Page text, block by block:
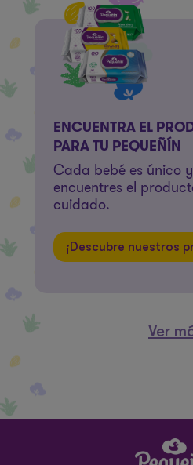
ENCUENTRA EL
PARA TU PEQUEÑÍN
Cada bebé es único
encuentres el
cuidado.
¡Descubre nuestros
Ver